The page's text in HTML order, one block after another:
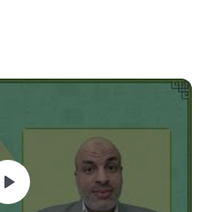
разговорным темам,
пояснением